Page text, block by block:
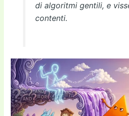
di algoritmi gentili, e
contenti.